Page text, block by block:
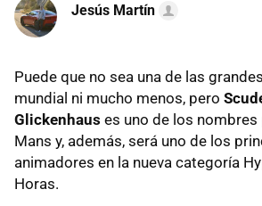
Jesús Martín
Puede que no sea una de las
mundial ni mucho menos, pero
Glickenhaus es uno de los
Mans y, además, será uno de los
animadores en la nueva categoría
Horas.